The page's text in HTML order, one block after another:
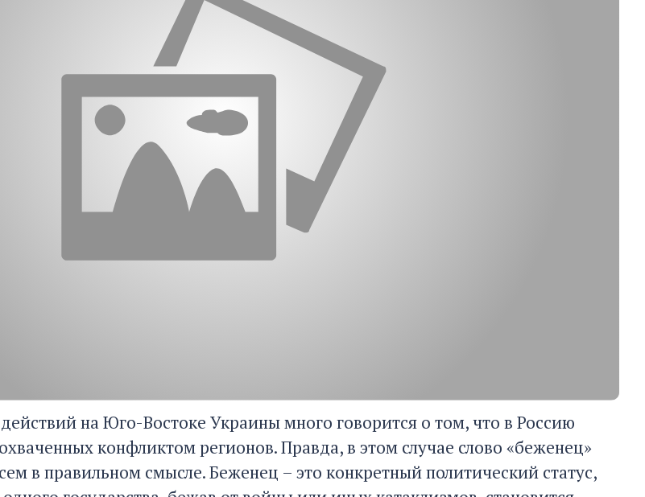
на Юго-Востоке Украины много говорится о том, что в Россию
конфликтом регионов. Правда, в этом случае слово «беженец»
в правильном смысле. Беженец – это конкретный политический статус,